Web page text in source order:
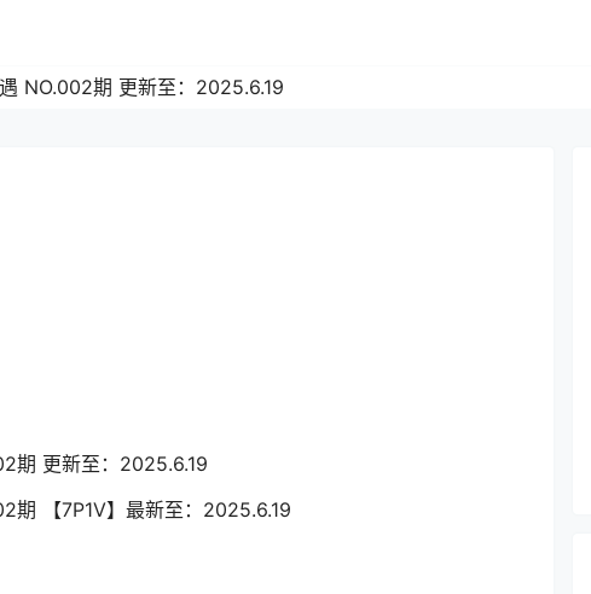
NO.002期 更新至：2025.6.19
期 更新至：2025.6.19
期 【7P1V】最新至：2025.6.19